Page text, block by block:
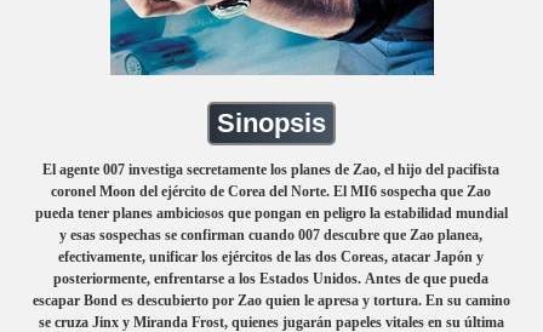
Sinopsis
El agente 007 investiga secretamente los planes de Zao, el hijo del pacifista
coronel Moon del ejército de Corea del Norte. El MI6 sospecha que Zao
pueda tener planes ambiciosos que pongan en peligro la estabilidad mundial
y esas sospechas se confirman cuando 007 descubre que Zao planea,
efectivamente, unificar los ejércitos de las dos Coreas, atacar Japón y
posteriormente, enfrentarse a los Estados Unidos. Antes de que pueda
escapar Bond es descubierto por Zao quien le apresa y tortura. En su camino
se cruza Jinx y Miranda Frost, quienes jugarán papeles vitales en su última